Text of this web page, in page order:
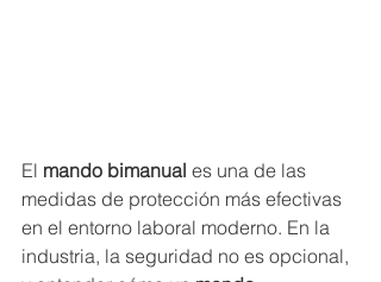
El mando bimanual es una de las
medidas de protección más efectivas
en el entorno laboral moderno. En la
industria, la seguridad no es opcional,